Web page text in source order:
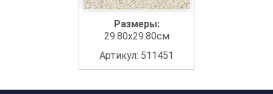
Размеры:
29.80x29.80см
Артикул: 511451